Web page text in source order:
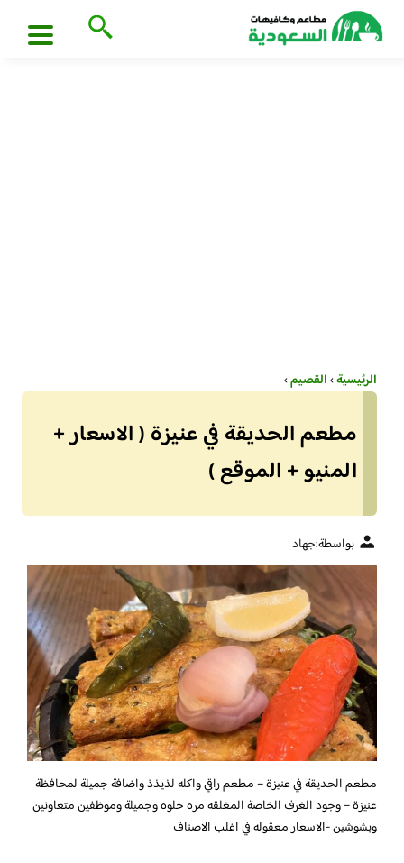
الرئيسية›القصيم›
مطعم الحديقة في عنيزة ( الاسعار +
المنيو + الموقع )
بواسطة:جهاد
مطعم الحديقة في عنيزة – مطعم راقي واكله لذيذذ واضافة جميلة لمحافظة
عنيزة – وجود الغرف الخاصة المغلقه مره حلوه وجميلة وموظفين متعاونين
وبشوشين -الاسعار معقوله في اغلب الاصناف